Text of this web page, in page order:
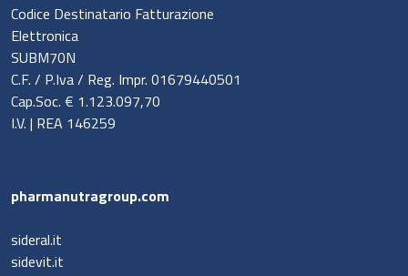
News & Eventi
Codice Destinatario Fatturazione
Elettronica
SUBM70N
C.F. / P.Iva / Reg. Impr. 01679440501
Cap.Soc. € 1.123.097,70
I.V. | REA 146259
pharmanutragroup.com
sideral.it
sidevit.it